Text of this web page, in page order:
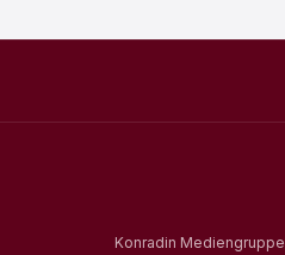
Konradin Mediengruppe